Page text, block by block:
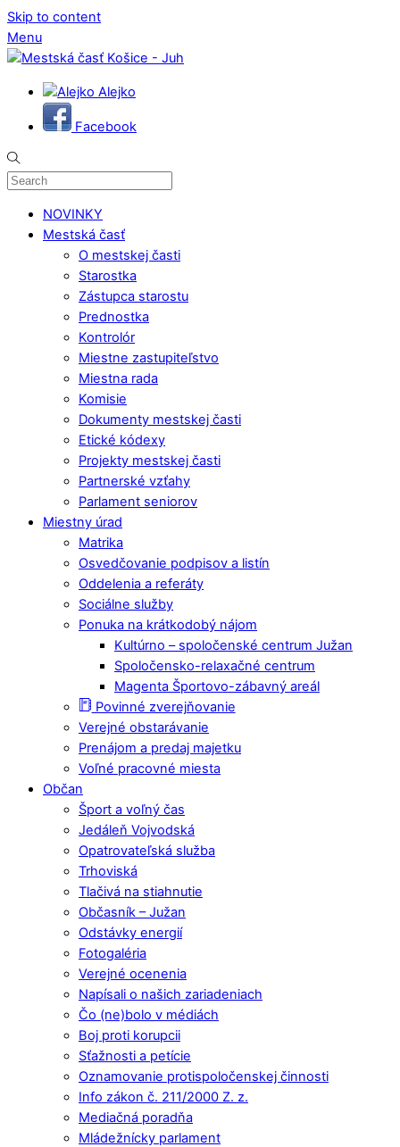
Skip to content
Menu
Alejko
Facebook
NOVINKY
Mestská časť
O mestskej časti
Starostka
Zástupca starostu
Prednostka
Kontrolór
Miestne zastupiteľstvo
Miestna rada
Komisie
Dokumenty mestskej časti
Etické kódexy
Projekty mestskej časti
Partnerské vzťahy
Parlament seniorov
Miestny úrad
Matrika
Osvedčovanie podpisov a listín
Oddelenia a referáty
Sociálne služby
Ponuka na krátkodobý nájom
Kultúrno – spoločenské centrum Južan
Spoločensko-relaxačné centrum
Magenta Športovo-zábavný areál
Povinné zverejňovanie
Verejné obstarávanie
Prenájom a predaj majetku
Voľné pracovné miesta
Občan
Šport a voľný čas
Jedáleň Vojvodská
Opatrovateľská služba
Trhoviská
Tlačivá na stiahnutie
Občasník – Južan
Odstávky energií
Fotogaléria
Verejné ocenenia
Napísali o našich zariadeniach
Čo (ne)bolo v médiách
Boj proti korupcii
Sťažnosti a petície
Oznamovanie protispoločenskej činnosti
Info zákon č. 211/2000 Z. z.
Mediačná poradňa
Mládežnícky parlament